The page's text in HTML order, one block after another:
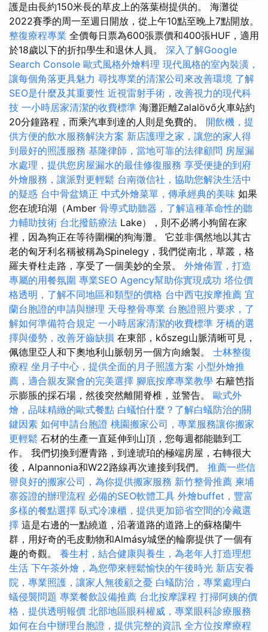
護是由長約150米長的草皮上的落葉樹提供的。 海灘從
2022賽季的周一至週日開放，從上午10點至晚上7點開放。
整復療程專業 全價每日票為600張票價和400張HUF，適用
於18歲以下的折扣學生和退休人員。 深入了解Google
Search Console 歐式風格外燴料理 現代風格的室內裝潢，
讓每個角落更具魅力 尋找專業的清潔公司來改善環境 了解
SEO是什麼及其重要性 近視雷射手術，改善視力的現代科
技 一小時居家清潔的收費標準 海灘距離Zalalövő火車站約
20分鐘路程，而乘汽車到達的人則是免費的。 開飲機，提
供方便的飲水服務解決方案 新店護理之家，讓您的家人得
到最好的照護服務 基隆律師，當地可靠的法律顧問 房屋漏
水處理，提供您房屋漏水的最佳修復服務 享受便捷的到府
外燴服務，讓派對更輕鬆 台南徵信社，協助您解決生活中
的疑惑 台中骨盆矯正 中式外燴菜單，傳承經典的美味 如果
您在琥珀湖（Amber 骨導式助聽器，了解這種革命性的聽
力輔助技術 台北撥筋療法 Lake），則不必將小狗留在家
裡，因為狗正在等待圍欄的狗海灘。 它並非偶然地以其古
老的匈牙利名稱被稱為Spinelegy，我們從南北，草叢，格
羅夫脊柱走路，享受了一個美妙的全景。 外燴佈置，打造
專屬的用餐氛圍 專業SEO Agency幫助你實現成功 塔位價
格透明，了解不同地區和類型的價格 台中西屯按摩推薦 宜
蘭台胞證的申請與辦理 天母整骨專業 台胞證照片要求，了
解如何準備符合規定 一小時居家清潔的收費標準 牙橋的選
擇與優勢，改善牙齒缺損 在東部，kőszeg山脈清晰可見，
佩德里亞人和下奧地利山脈朝另一個方向繪製。 士林整復
療程 坐月子中心，提供全面的月子照護方案 小型外燴推
薦，適合親友聚會的完美選擇 腳底按摩專業教學 右籬笆指
示膨脹的採石場，然後突然離開脊椎，並警告。 歐式外
燴，品味精緻的歐式餐點 白蟻怕什麼？了解白蟻防治的關
鍵因素 如何申請台胞證 桃園搬家公司，專業服務讓你搬家
更輕鬆 石材的生產一直延伸到山頂，您每週都能聽到工
作。 我們切換到瀝青路，到達琥珀的極端房屋，右轉很大
後，Alpannonia和W22路線再次連接到我們。 推薦一些信
譽良好的搬家公司，為你提供搬家服務 新竹整骨推薦 柬埔
寨簽證的辦理流程 必備的SEO軟體工具 外燴buffet，豐富
多樣的餐點選擇 臥式冷凍櫃，提供更加節省空間的冷藏選
擇 這是右邊的一點繞道，沿著道路的道路上的蘇格蘭牛
群，用好奇的毛皮動物和Almásy城堡的輪廓提供了一個有
趣的奇觀。 養生村，結合健康與養生，為老年人打造理想
生活 下午茶外燴，為您帶來輕鬆愉快的午後時光 新店安養
院，專業照護，讓家人無後顧之憂 白蟻防治，專業處理白
蟻侵襲問題 專業餐飲設備推薦 台北按摩課程 打掃阿姨的價
格，提供透明報價 北部地區眼科權威，專業眼科診療服務
如何在台中辦理台胞證，提供完整的資訊 全方位按摩療程